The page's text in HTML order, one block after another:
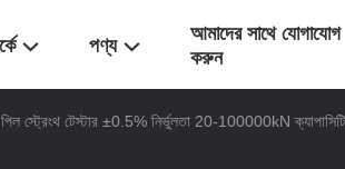
পণ্য
আমাদের সাথে যোগাযোগ
করুন
স্ট্রেংথ টেস্টার ±0.5% নির্ভুলতা 20-100000kN